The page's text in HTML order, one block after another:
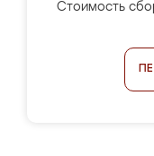
Стоимость